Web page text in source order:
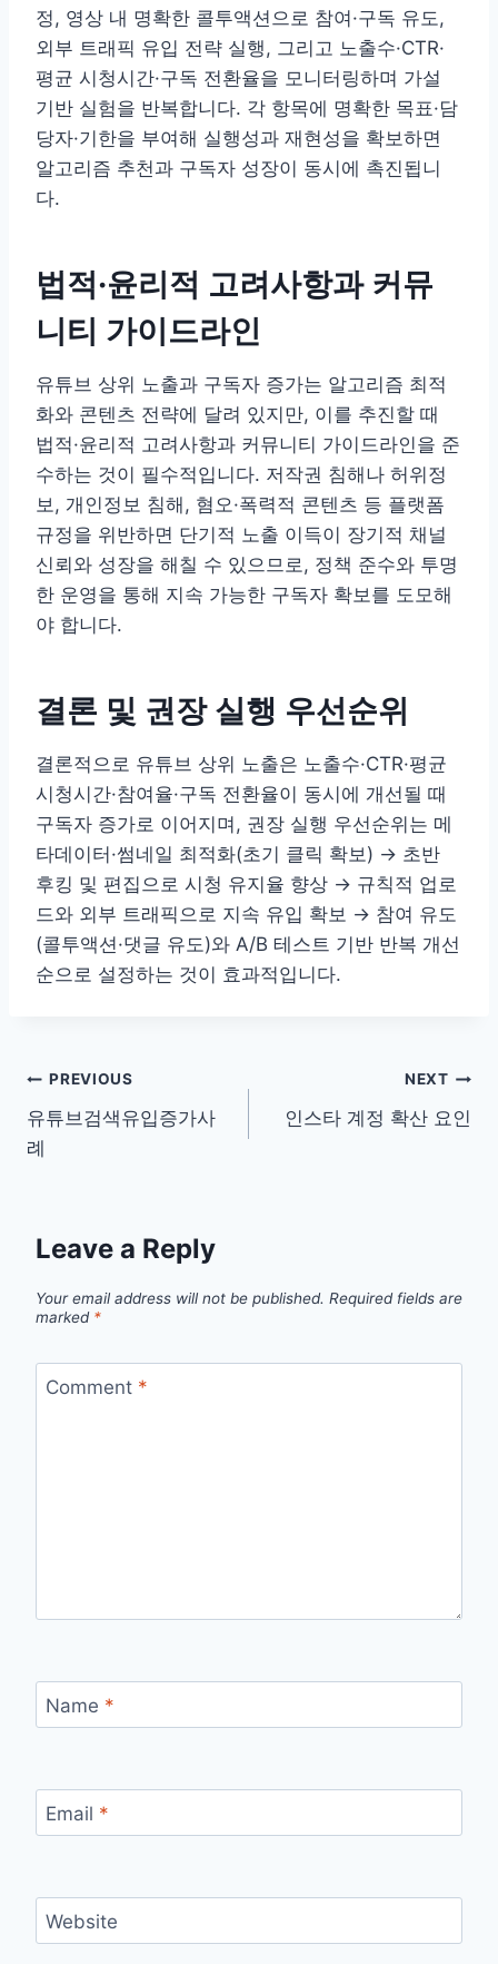
정, 영상 내 명확한 콜투액션으로 참여·구독 유도,
외부 트래픽 유입 전략 실행, 그리고 노출수·CTR·
평균 시청시간·구독 전환율을 모니터링하며 가설
기반 실험을 반복합니다. 각 항목에 명확한 목표·담
당자·기한을 부여해 실행성과 재현성을 확보하면
알고리즘 추천과 구독자 성장이 동시에 촉진됩니
다.
법적·윤리적 고려사항과 커뮤
니티 가이드라인
유튜브 상위 노출과 구독자 증가는 알고리즘 최적
화와 콘텐츠 전략에 달려 있지만, 이를 추진할 때
법적·윤리적 고려사항과 커뮤니티 가이드라인을 준
수하는 것이 필수적입니다. 저작권 침해나 허위정
보, 개인정보 침해, 혐오·폭력적 콘텐츠 등 플랫폼
규정을 위반하면 단기적 노출 이득이 장기적 채널
신뢰와 성장을 해칠 수 있으므로, 정책 준수와 투명
한 운영을 통해 지속 가능한 구독자 확보를 도모해
야 합니다.
결론 및 권장 실행 우선순위
결론적으로 유튜브 상위 노출은 노출수·CTR·평균
시청시간·참여율·구독 전환율이 동시에 개선될 때
구독자 증가로 이어지며, 권장 실행 우선순위는 메
타데이터·썸네일 최적화(초기 클릭 확보) → 초반
후킹 및 편집으로 시청 유지율 향상 → 규칙적 업로
드와 외부 트래픽으로 지속 유입 확보 → 참여 유도
(콜투액션·댓글 유도)와 A/B 테스트 기반 반복 개선
순으로 설정하는 것이 효과적입니다.
Post
navigation
PREVIOUS
유튜브검색유입증가사
례
NEXT
인스타 계정 확산 요인
Leave a Reply
Your email address will not be published. Required fields are
marked *
Comment *
Name *
Email *
Website